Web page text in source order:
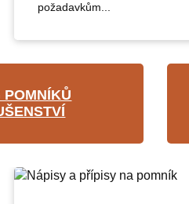
požadavkům...
POMNÍKŮ